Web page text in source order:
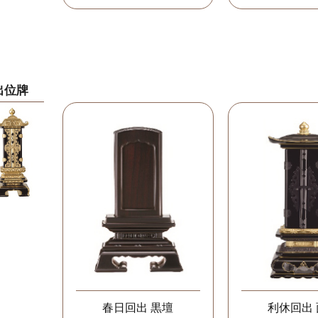
位牌
春日回出 黒壇 利休回出